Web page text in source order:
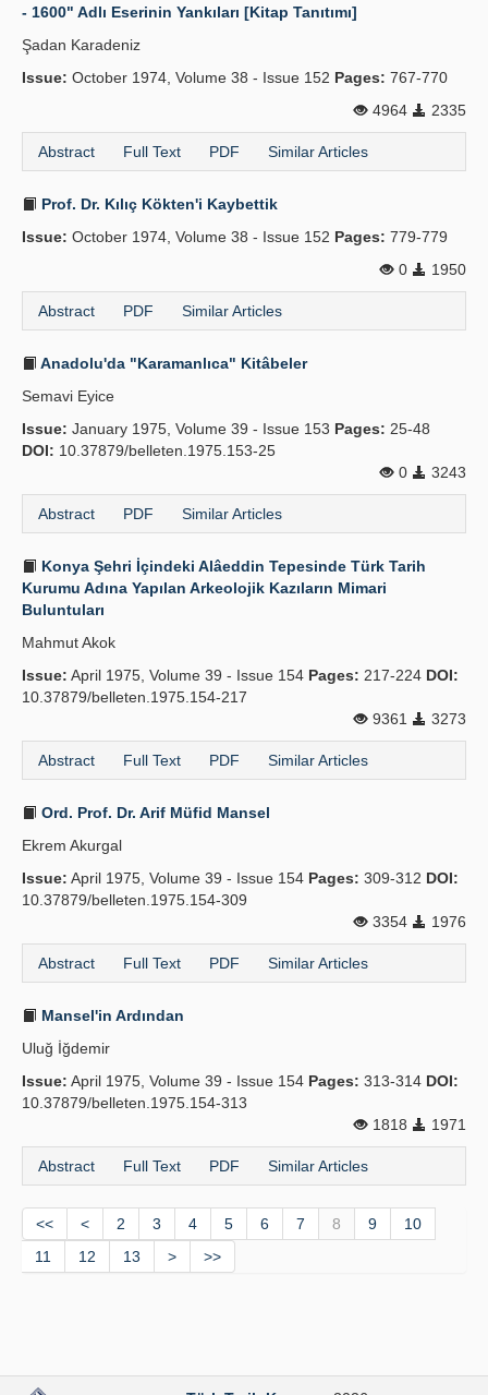
- 1600" Adlı Eserinin Yankıları [Kitap Tanıtımı]
Şadan Karadeniz
Issue: October 1974, Volume 38 - Issue 152 Pages: 767-770
4964
2335
Abstract Full Text PDF Similar Articles
Prof. Dr. Kılıç Kökten'i Kaybettik
Issue: October 1974, Volume 38 - Issue 152 Pages: 779-779
0
1950
Abstract PDF Similar Articles
Anadolu'da "Karamanlıca" Kitâbeler
Semavi Eyice
Issue: January 1975, Volume 39 - Issue 153 Pages: 25-48
DOI: 10.37879/belleten.1975.153-25
0
3243
Abstract PDF Similar Articles
Konya Şehri İçindeki Alâeddin Tepesinde Türk Tarih
Kurumu Adına Yapılan Arkeolojik Kazıların Mimari
Buluntuları
Mahmut Akok
Issue: April 1975, Volume 39 - Issue 154 Pages: 217-224 DOI:
10.37879/belleten.1975.154-217
9361
3273
Abstract Full Text PDF Similar Articles
Ord. Prof. Dr. Arif Müfid Mansel
Ekrem Akurgal
Issue: April 1975, Volume 39 - Issue 154 Pages: 309-312 DOI:
10.37879/belleten.1975.154-309
3354
1976
Abstract Full Text PDF Similar Articles
Mansel'in Ardından
Uluğ İğdemir
Issue: April 1975, Volume 39 - Issue 154 Pages: 313-314 DOI:
10.37879/belleten.1975.154-313
1818
1971
Abstract Full Text PDF Similar Articles
<< < 2 3 4 5 6 7 8 9
10
11
12 13 > >>